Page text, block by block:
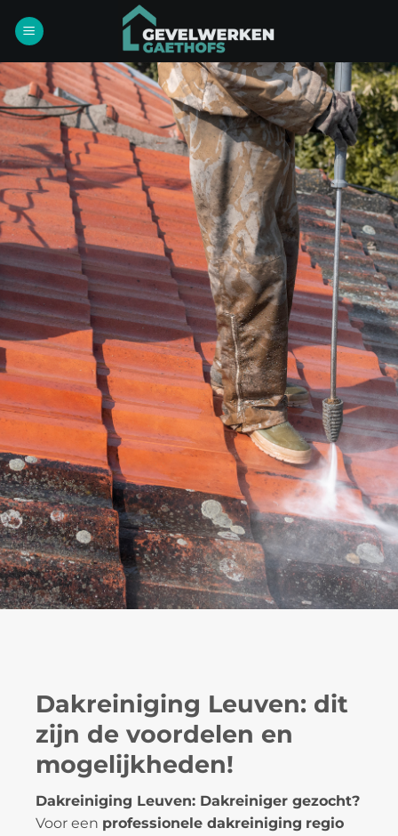
naar
Dakreiniging Leuven: dit
zijn de voordelen en
mogelijkheden!
Dakreiniging Leuven: Dakreiniger gezocht?
Voor een professionele dakreiniging regio